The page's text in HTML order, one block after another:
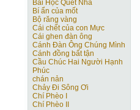
Bài Học Quét Nhà
Bí ẩn của mốt
Bộ răng vàng
Cái chết của con Mực
Cái ghen đàn ông
Cánh Ðàn Ông Chúng Mình
Cánh đồng bất tận
Cầu Chúc Hai Người Hạnh
Phúc
chán nản
Chảy Đi Sông Ơi
Chí Phèo I
Chí Phèo II